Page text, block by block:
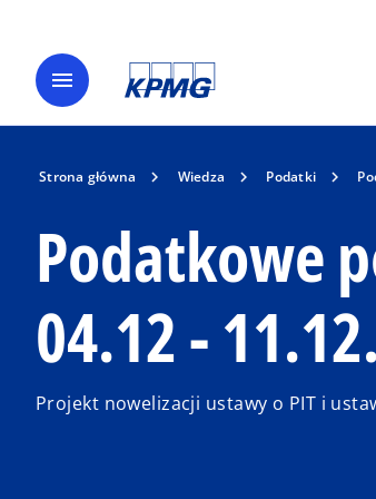
menu
Strona główna Wiedza Podatki
Podatkowe
04.12 -
Projekt nowelizacji ustawy o PIT i